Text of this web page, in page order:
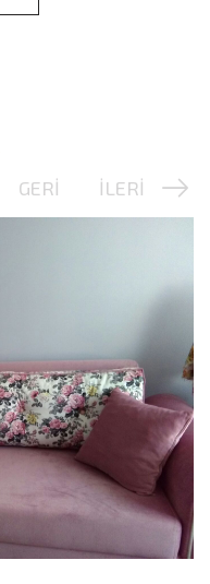
GERİ İLERİ